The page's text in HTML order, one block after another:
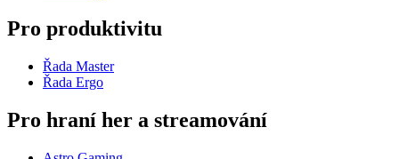
Pro produktivitu
Řada Master
Řada Ergo
Pro hraní her a streamování